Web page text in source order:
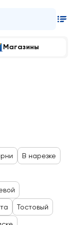
Магазины
В нарезке
Тостовый